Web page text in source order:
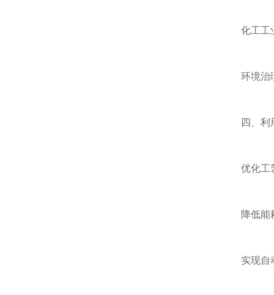
化工工业
环境治理
四、利用
优化工艺
降低能耗
实现自动